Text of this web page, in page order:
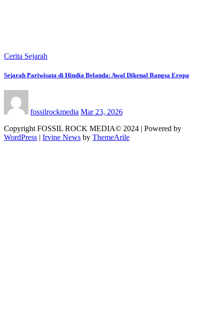
Cerita Sejarah
Sejarah Pariwisata di Hindia Belanda: Awal Dikenal Bangsa Eropa
fossilrockmedia Mar 23, 2026
Copyright FOSSIL ROCK MEDIA© 2024 | Powered by
WordPress | Irvine News by ThemeArile